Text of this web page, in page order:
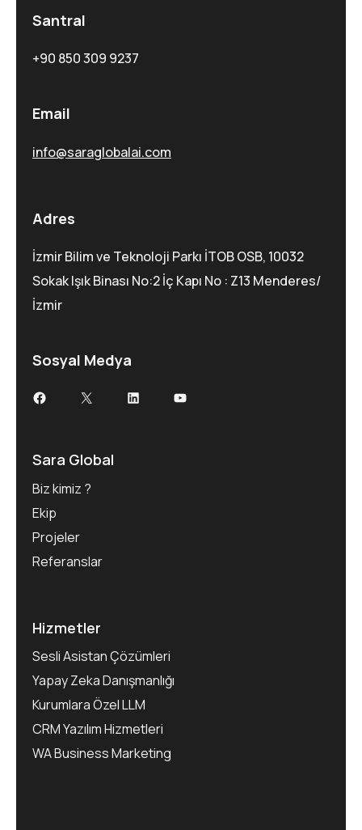
Santral
+90 850 309 9237
Email
info@saraglobalai.com
Adres
İzmir Bilim ve Teknoloji Parkı İTOB OSB, 10032
Sokak Işık Binası No:2 İç Kapı No : Z13 Menderes/
İzmir
Sosyal Medya
Facebook
X LinkedInYouTube
Sara Global
Biz kimiz ?
Ekip
Projeler
Referanslar
Hizmetler
Sesli Asistan Çözümleri
Yapay Zeka Danışmanlığı
Kurumlara Özel LLM
CRM Yazılım Hizmetleri
WA Business Marketing